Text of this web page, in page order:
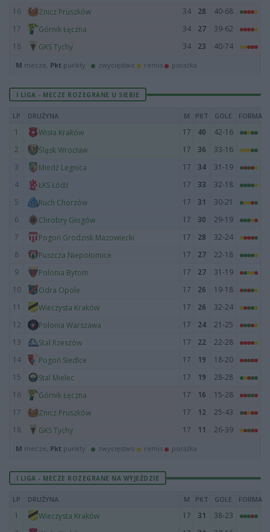
16
Znicz Pruszków 34 28
40-68
17
Górnik Łęczna 34 27
39-62
18
GKS Tychy 34 23 40-74
M mecze, Pkt punkty · zwycięstwo remis porażka
I LIGA - MECZE ROZEGRANE U SIEBIE
LP DRUŻYNA M PKT GOLE FORMA
1 Wisła Kraków 17 40
42-16
2
Śląsk Wrocław 17 36
33-16
3
Miedź Legnica 17 34
31-19
4
ŁKS Łódź 17 33
32-18
5
Ruch Chorzów 17 31
30-21
6
Chrobry Głogów 17 30
29-19
7
Pogoń Grodzisk Mazowiecki 17 28
32-24
8
Puszcza Niepołomice 17 27
22-18
9
Polonia Bytom 17 27
31-19
10
Odra Opole 17 26
19-18
11
Wieczysta Kraków 17 26
32-24
12
Polonia Warszawa 17 24
21-25
13
Stal Rzeszów 17 22
22-28
14
Pogoń Siedlce 17 19
18-20
15
Stal Mielec 17 19
28-28
16
Górnik Łęczna 17 16
15-28
17
Znicz Pruszków 17 12
25-43
18
GKS Tychy 17 11 26-39
M mecze, Pkt punkty · zwycięstwo remis porażka
I LIGA - MECZE ROZEGRANE NA WYJEŹDZIE
LP DRUŻYNA M PKT GOLE FORMA
1 Wieczysta Kraków 17 31
38-23